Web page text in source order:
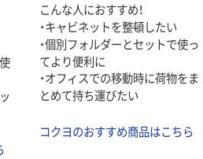
こんな人におすすめ！
・キャビネットを整頓したい
・個別フォルダーとセットで使っ
てより便利に
・オフィスでの移動時に荷物をま
とめて持ち運びたい
コクヨのおすすめ商品はこちら